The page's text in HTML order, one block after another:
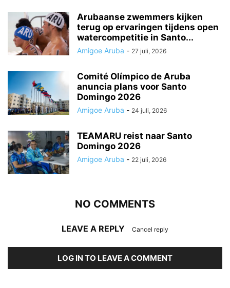
Arubaanse zwemmers kijken
terug op ervaringen tijdens open
watercompetitie in Santo...
Amigoe Aruba - 27 juli, 2026
Comité Olímpico de Aruba
anuncia plans voor Santo
Domingo 2026
Amigoe Aruba - 24 juli, 2026
TEAMARU reist naar Santo
Domingo 2026
Amigoe Aruba - 22 juli, 2026
NO COMMENTS
LEAVE A REPLY Cancel reply
LOG IN TO LEAVE A COMMENT